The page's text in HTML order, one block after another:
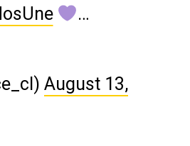
…
August 13,